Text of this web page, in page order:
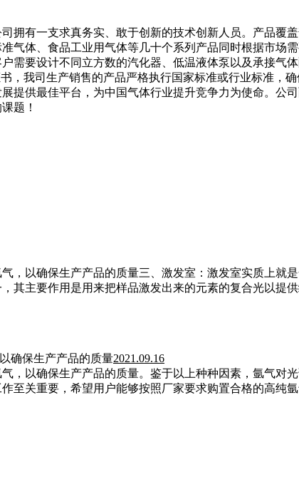
有一支求真务实、敢于创新的技术创新人员。产品覆
体、食品工业用气体等几十个系列产品同时根据市场
要设计不同立方数的汽化器、低温液体泵以及承接气
我司生产销售的产品严格执行国家标准或行业标准，确
提供最佳平台，为中国气体行业提升竞争力为使命。公
题！
以确保生产产品的质量三、激发室：激发室实质上就
其主要作用是用来把样品激发出来的元素的复合光以
确保生产产品的质量2021.09.16
，以确保生产产品的质量。鉴于以上种种因素，氩气对
关重要，希望用户能够按照厂家要求购置合格的高纯氩